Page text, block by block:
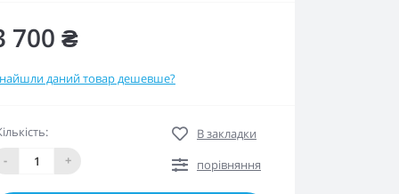
700 ₴
даний товар дешевше?
-
+
В закладки
порівняння